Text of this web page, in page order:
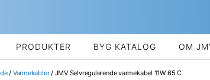
PRODUKTER BYG KATALOG OM
/ Varmekabler/ JMV Selvregulerende varmekabel 11W 65 C